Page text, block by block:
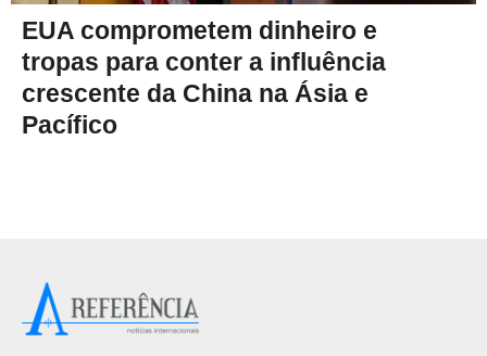
EUA comprometem dinheiro e
tropas para conter a influência
crescente da China na Ásia e
Pacífico